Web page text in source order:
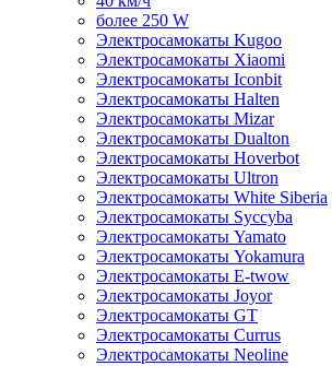
более 250 W
Электросамокаты Kugoo
Электросамокаты Xiaomi
Электросамокаты Iconbit
Электросамокаты Halten
Электросамокаты Mizar
Электросамокаты Dualton
Электросамокаты Hoverbot
Электросамокаты Ultron
Электросамокаты White Siberia
Электросамокаты Syccyba
Электросамокаты Yamato
Электросамокаты Yokamura
Электросамокаты E-twow
Электросамокаты Joyor
Электросамокаты GT
Электросамокаты Currus
Электросамокаты Neoline